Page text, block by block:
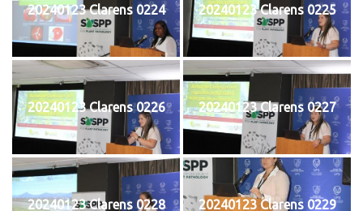
20240123 Clarens 0224 20240123 Clarens 0225
20240123 Clarens 0226 20240123 Clarens 0227
20240123 Clarens 0228 20240123 Clarens 0229